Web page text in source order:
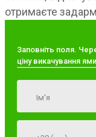
отримаєте
Заповніть поля.
ціну викачування